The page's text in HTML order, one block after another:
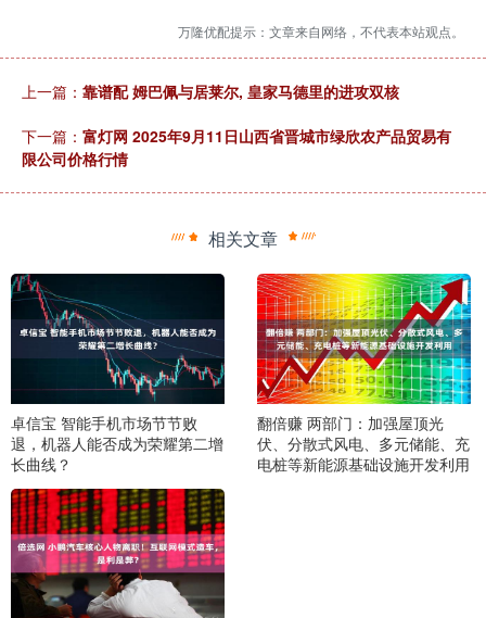
万隆优配提示：文章来自网络，不代表本站观点。
上一篇： 靠谱配 姆巴佩与居莱尔, 皇家马德里的进攻双核
下一篇： 富灯网 2025年9月11日山西省晋城市绿欣农产品贸易有
限公司价格行情
相关文章
卓信宝 智能手机市场节节败
退，机器人能否成为荣耀第二增
长曲线？
翻倍赚 两部门：加强屋顶光
伏、分散式风电、多元储能、充
电桩等新能源基础设施开发利用